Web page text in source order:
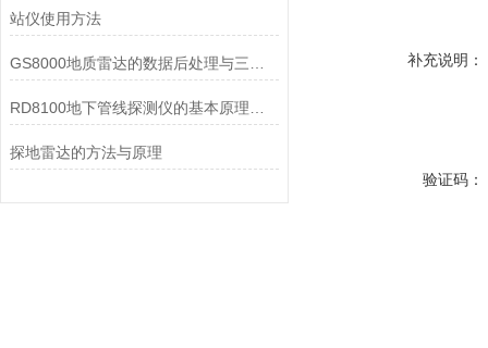
站仪使用方法
探地雷达的方法与原理
补充说明：
验证码：